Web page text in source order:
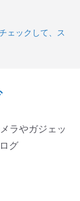
ェックして、ス
きが判ったら
ラやガジェッ
グ